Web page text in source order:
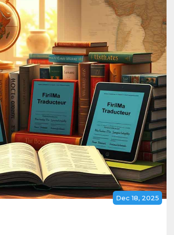
Dec 18, 2025